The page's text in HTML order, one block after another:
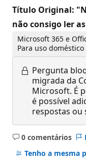
Título Original:
não consigo ler
Microsoft 365 e
Para uso
Pergunta
migrada da
Microsoft. É
é possível
respostas ou
0 comentários
Sem
comentários
Tenho a mesma